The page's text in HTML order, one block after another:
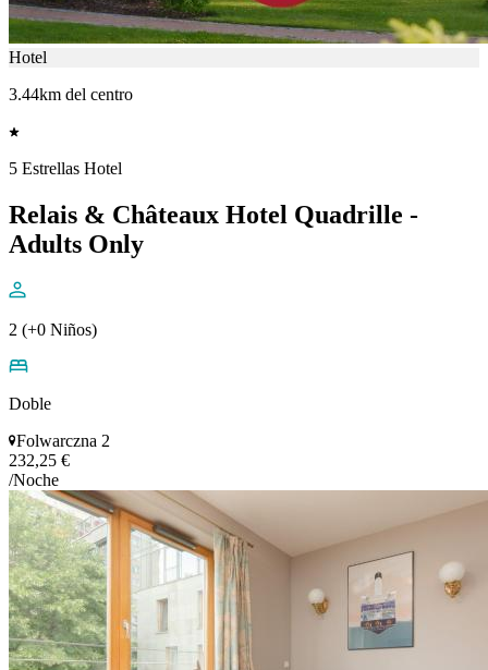
Hotel
3.44km del centro
5 Estrellas Hotel
Relais & Châteaux Hotel Quadrille -
Adults Only
2 (+0 Niños)
Doble
Folwarczna 2
232,25 €
/Noche